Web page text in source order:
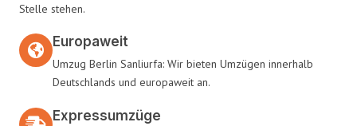
Stelle stehen.
Europaweit
Umzug Berlin Sanliurfa: Wir bieten Umzügen innerhalb
Deutschlands und europaweit an.
Expressumzüge